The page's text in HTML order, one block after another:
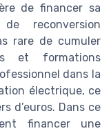
de financer sa
reconversion
rare de cumuler
et formations
dans la
électrique, ce
d’euros. Dans ce
financer une